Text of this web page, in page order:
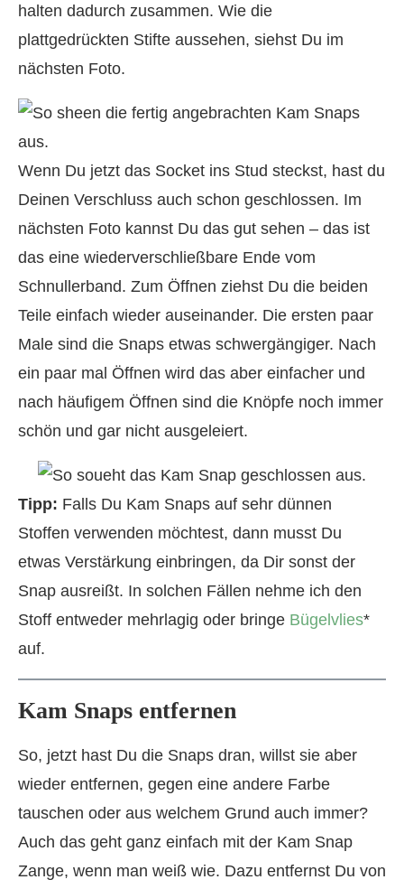
halten dadurch zusammen. Wie die
plattgedrückten Stifte aussehen, siehst Du im
nächsten Foto.
Wenn Du jetzt das Socket ins Stud steckst, hast du
Deinen Verschluss auch schon geschlossen. Im
nächsten Foto kannst Du das gut sehen – das ist
das eine wiederverschließbare Ende vom
Schnullerband. Zum Öffnen ziehst Du die beiden
Teile einfach wieder auseinander. Die ersten paar
Male sind die Snaps etwas schwergängiger. Nach
ein paar mal Öffnen wird das aber einfacher und
nach häufigem Öffnen sind die Knöpfe noch immer
schön und gar nicht ausgeleiert.
Tipp: Falls Du Kam Snaps auf sehr dünnen
Stoffen verwenden möchtest, dann musst Du
etwas Verstärkung einbringen, da Dir sonst der
Snap ausreißt. In solchen Fällen nehme ich den
Stoff entweder mehrlagig oder bringe Bügelvlies*
auf.
Kam Snaps entfernen
So, jetzt hast Du die Snaps dran, willst sie aber
wieder entfernen, gegen eine andere Farbe
tauschen oder aus welchem Grund auch immer?
Auch das geht ganz einfach mit der Kam Snap
Zange, wenn man weiß wie. Dazu entfernst Du von